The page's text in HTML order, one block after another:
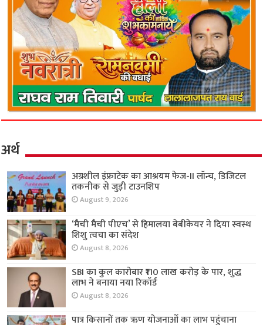
अर्थ
अग्रशील इंफ्राटेक का आश्रयम फेज-II लॉन्च, डिजिटल
तकनीक से जुड़ी टाउनशिप
August 9, 2026
‘मैची मैची पीएच’ से हिमालया बेबीकेयर ने दिया स्वस्थ
शिशु त्वचा का संदेश
August 8, 2026
SBI का कुल कारोबार ₹110 लाख करोड़ के पार, शुद्ध
लाभ ने बनाया नया रिकॉर्ड
August 8, 2026
पात्र किसानों तक ऋण योजनाओं का लाभ पहुंचाना